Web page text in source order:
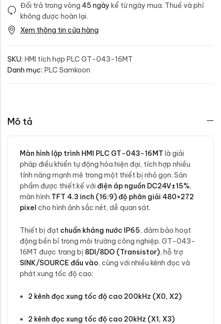
Đổi trả trong vòng 45 ngày kể từ ngày mua. Thuế và phí
không được hoàn lại.
Xem thông tin cửa hàng
SKU: HMI tích hợp PLC GT-043-16MT
Danh mục: PLC Samkoon
Mô tả
Màn hình lập trình HMI PLC GT-043-16MT là giải
pháp điều khiển tự động hóa hiện đại, tích hợp nhiều
tính năng mạnh mẽ trong một thiết bị nhỏ gọn. Sản
phẩm được thiết kế với điện áp nguồn DC24V±15%,
màn hình TFT 4.3 inch (16:9) độ phân giải 480×272
pixel cho hình ảnh sắc nét, dễ quan sát.
Thiết bị đạt chuẩn kháng nước IP65, đảm bảo hoạt
động bền bỉ trong môi trường công nghiệp. GT-043-
16MT được trang bị 8DI/8DO (Transistor), hỗ trợ
SINK/SOURCE đầu vào, cùng với nhiều kênh đọc và
phát xung tốc độ cao:
2 kênh đọc xung tốc độ cao 200kHz (X0, X2)
2 kênh đọc xung tốc độ cao 20kHz (X1, X3)